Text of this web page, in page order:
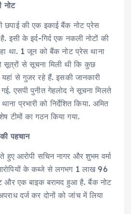
नोट
छपाई की एक इकाई बैंक नोट प्रेस
इसी के इर्द-गिर्द एक नकली नोटों की
था. 1 जून को बैंक नोट प्रेस थाना
सूत्रों से सूचना मिली थी कि कुछ
से गुजर रहे हैं. इसकी जानकारी
गई. एसपी पुनीत गेहलोद ने सूचना मिलते
प्रभारी को निर्देशित किया. अमित
टीमों का गठन किया गया.
पहचान
हुए आरोपी सचिन नागर और शुभम वर्मा
के कब्जे से लगभग 1 लाख 96
और एक बाइक बरामद हुआ है. बैंक नोट
दर्ज कर दोनों को जांच में लिया